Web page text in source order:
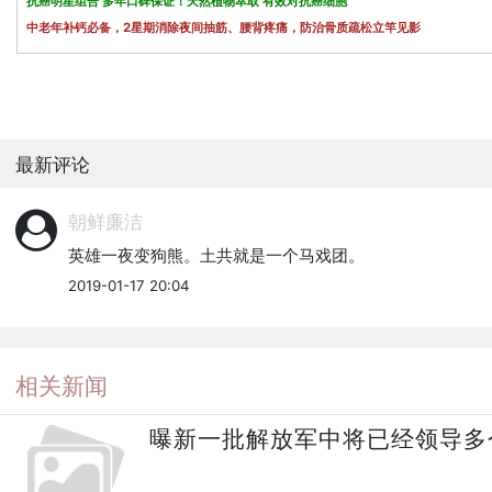
中老年补钙必备，2星期消除夜间抽筋、腰背疼痛，防治骨质疏松立竿见影
最新评论
朝鲜廉洁
英雄一夜变狗熊。土共就是一个马戏团。
2019-01-17 20:04
相关新闻
曝新一批解放军中将已经领导